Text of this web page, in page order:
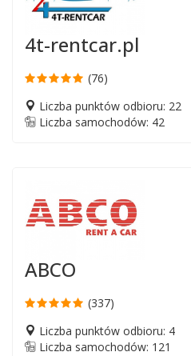
4t-rentcar.pl
(76)
Liczba punktów odbioru: 22
Liczba samochodów: 42
ABCO
(337)
Liczba punktów odbioru: 4
Liczba samochodów: 121